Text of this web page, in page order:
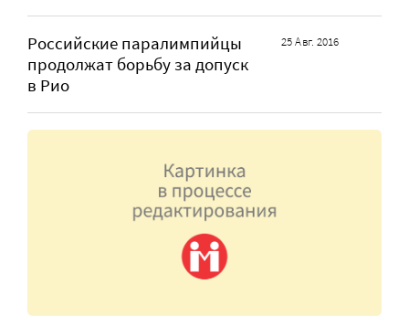
Российские паралимпийцы
продолжат борьбу за допуск
в Рио
25 Авг. 2016